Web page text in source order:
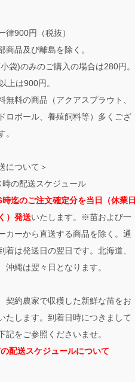
律900円（税抜）
商品及び離島を除く。
袋)のみのご購入の場合は280円。
上は900円。
無料の商品（アクアスプラウト、
ロボール、養殖飼料等）多くござ
。
について＞
時の配送スケジュール
時迄のご注文確定分を当日（休業日
）発送いたします。※苗および一
カーから直送する商品を除く。通
着は発送日の翌日です。北海道、
沖縄は翌々日となります。
契約農家で収穫した新鮮な苗をお
たします。到着日時につきまして
記をご参照くださいませ。
配送スケジュールについて